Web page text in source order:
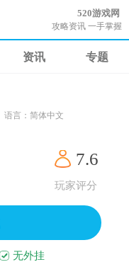
520游戏网
攻略资讯 一手掌握
资讯 专题
语言： 简体中文
7.6
玩家评分
无外挂